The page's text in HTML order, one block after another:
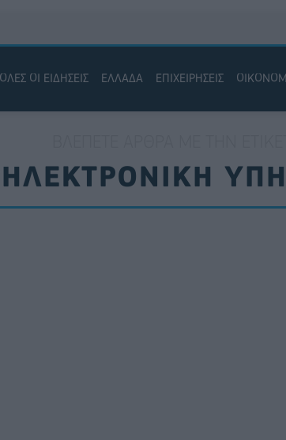
ΟΛΕΣ ΟΙ ΕΙΔΗΣΕΙΣ ΕΛΛΑΔΑ ΕΠΙΧΕΙΡΗΣΕΙΣ